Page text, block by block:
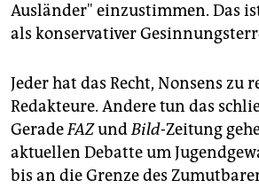
Ausländer" einzustimmen. Das
als konservativer
Jeder hat das Recht, Nonsens zu
Redakteure. Andere tun das
GeradeFAZundBild-Zeitung
aktuellen Debatte um
bis an die Grenze des